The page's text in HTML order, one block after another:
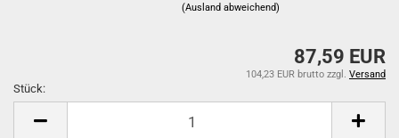
(Ausland abweichend)
87,59 EUR
104,23 EUR brutto zzgl. Versand
Stück: